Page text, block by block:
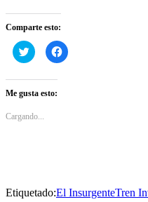
Comparte esto:
Haz
clic
en
Twitter
(Se
en
Haz
clic
Me gusta esto:
Cargando...
Etiquetado:El InsurgenteTren